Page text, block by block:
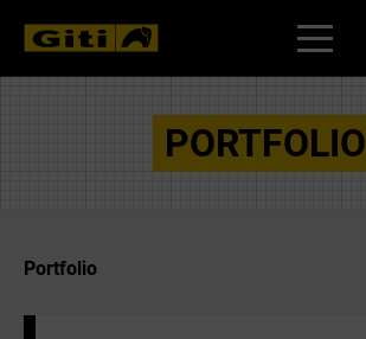
WYSZUKIWARKA
PORTFOLIO
Portfolio